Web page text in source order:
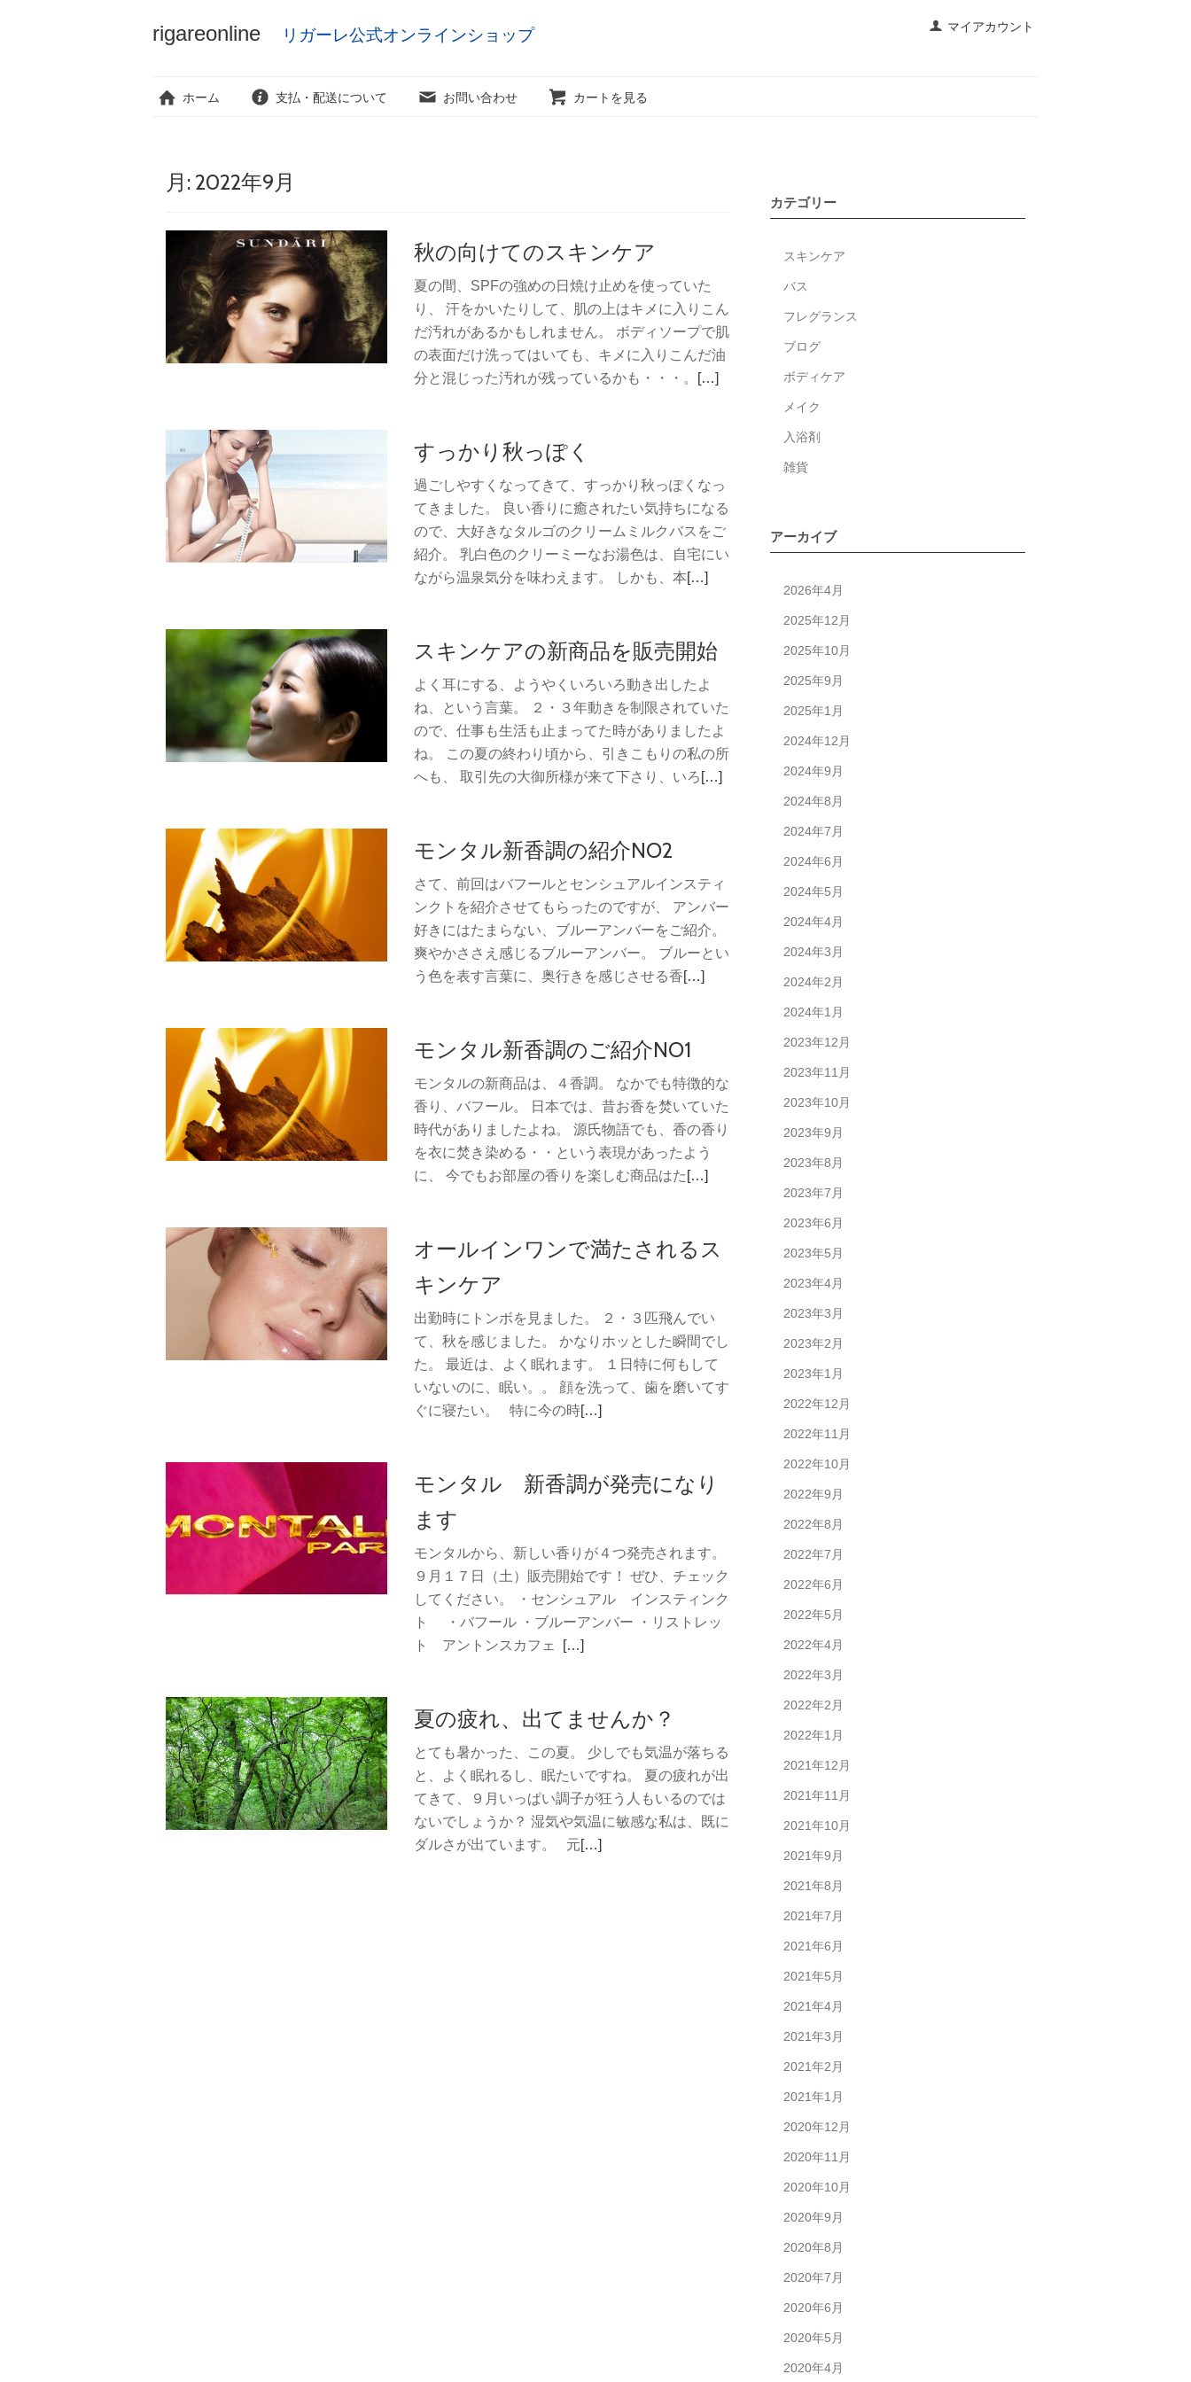
マイアカウント
rigareonline リガーレ公式オンラインショップ
ホーム 支払・配送について お問い合わせ カートを見る
月: 2022年9月
秋の向けてのスキンケア
夏の間、SPFの強めの日焼け止めを使っていた
り、 汗をかいたりして、肌の上はキメに入りこん
だ汚れがあるかもしれません。 ボディソープで肌
の表面だけ洗ってはいても、キメに入りこんだ油
分と混じった汚れが残っているかも・・・。 続
秋
の
向
け
て
キ
ン
ケ
ア
[…]
すっかり秋っぽく
過ごしやすくなってきて、すっかり秋っぽくなっ
てきました。 良い香りに癒されたい気持ちになる
ので、大好きなタルゴのクリームミルクバスをご
紹介。 乳白色のクリーミーなお湯色は、自宅にい
ながら温泉気分を味わえます。 しかも、本続
読
す
っ
か
り
秋
[…]
スキンケアの新商品を販売開始
よく耳にする、ようやくいろいろ動き出したよ
ね、という言葉。 ２・３年動きを制限されていた
ので、仕事も生活も止まってた時がありましたよ
ね。 この夏の終わり頃から、引きこもりの私の所
へも、 取引先の大御所様が来て下さり、いろ続
ス
キ
ン
ケ
ア
品
販
売
開
[…]
モンタル新香調の紹介NO2
さて、前回はバフールとセンシュアルインスティ
ンクトを紹介させてもらったのですが、 アンバー
好きにはたまらない、ブルーアンバーをご紹介。
爽やかささえ感じるブルーアンバー。 ブルーとい
う色を表す言葉に、奥行きを感じさせる香続
読
モ
ン
タ
ル
新
の
No2
[…]
モンタル新香調のご紹介NO1
モンタルの新商品は、４香調。 なかでも特徴的な
香り、バフール。 日本では、昔お香を焚いていた
時代がありましたよね。 源氏物語でも、香の香り
を衣に焚き染める・・という表現があったよう
に、 今でもお部屋の香りを楽しむ商品はた続
読
ン
タ
ル
新
紹
[…]
オールインワンで満たされるス
キンケア
出勤時にトンボを見ました。 ２・３匹飛んでい
て、秋を感じました。 かなりホッとした瞬間でし
た。 最近は、よく眠れます。 １日特に何もして
いないのに、眠い。。 顔を洗って、歯を磨いてす
ぐに寝たい。 特に今の時続
読
ー
ル
イ
ン
ワ
満
た
さ
れ
る
ス
キ
[…]
モンタル 新香調が発売になり
ます
モンタルから、新しい香りが４つ発売されます。
９月１７日（土）販売開始です！ ぜひ、チェック
してください。 ・センシュアル インスティンク
ト ・バフール ・ブルーアンバー ・リストレッ
ト アントンスカフェ 続
読
モ
ン
タ
ル
新
[…]
夏の疲れ、出てませんか？
とても暑かった、この夏。 少しでも気温が落ちる
と、よく眠れるし、眠たいですね。 夏の疲れが出
てきて、９月いっぱい調子が狂う人もいるのでは
ないでしょうか？ 湿気や気温に敏感な私は、既に
ダルさが出ています。 元続[…]
カテゴリー
スキンケア
バス
フレグランス
ブログ
ボディケア
メイク
入浴剤
雑貨
アーカイブ
2026年4月
2025年12月
2025年10月
2025年9月
2025年1月
2024年12月
2024年9月
2024年8月
2024年7月
2024年6月
2024年5月
2024年4月
2024年3月
2024年2月
2024年1月
2023年12月
2023年11月
2023年10月
2023年9月
2023年8月
2023年7月
2023年6月
2023年5月
2023年4月
2023年3月
2023年2月
2023年1月
2022年12月
2022年11月
2022年10月
2022年9月
2022年8月
2022年7月
2022年6月
2022年5月
2022年4月
2022年3月
2022年2月
2022年1月
2021年12月
2021年11月
2021年10月
2021年9月
2021年8月
2021年7月
2021年6月
2021年5月
2021年4月
2021年3月
2021年2月
2021年1月
2020年12月
2020年11月
2020年10月
2020年9月
2020年8月
2020年7月
2020年6月
2020年5月
2020年4月